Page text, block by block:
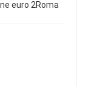
euro 2Roma